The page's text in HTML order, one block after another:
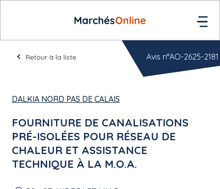
Retour à la liste
DALKIA NORD PAS DE CALAIS
FOURNITURE DE CANALISATIONS
PRÉ-ISOLÉES POUR RÉSEAU DE
CHALEUR ET ASSISTANCE
TECHNIQUE À LA M.O.A.
Avis n°AO-2625-2181